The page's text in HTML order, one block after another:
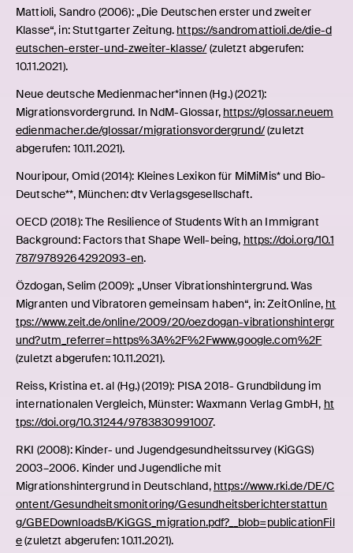
Mattioli, Sandro (2006): „Die Deutschen erster und zweiter
Klasse“, in: Stuttgarter Zeitung. https://sandromattioli.de/die-d
eutschen-erster-und-zweiter-klasse/ (zuletzt abgerufen:
10.11.2021).
Neue deutsche Medienmacher*innen (Hg.) (2021):
Migrationsvordergrund. In NdM-Glossar, https://glossar.neuem
edienmacher.de/glossar/migrationsvordergrund/(zuletzt
abgerufen: 10.11.2021).
Nouripour, Omid (2014): Kleines Lexikon für MiMiMis* und Bio-
Deutsche**, München: dtv Verlagsgesellschaft.
OECD (2018): The Resilience of Students With an Immigrant
Background: Factors that Shape Well-being, https://doi.org/10.1
787/9789264292093-en.
Özdogan, Selim (2009): „Unser Vibrationshintergrund. Was
Migranten und Vibratoren gemeinsam haben“, in: ZeitOnline, ht
tps://www.zeit.de/online/2009/20/oezdogan-vibrationshintergr
und?utm_referrer=https%3A%2F%2Fwww.google.com%2F
(zuletzt abgerufen: 10.11.2021).
Reiss, Kristina et. al (Hg.) (2019): PISA 2018- Grundbildung im
internationalen Vergleich, Münster: Waxmann Verlag GmbH, ht
tps://doi.org/10.31244/9783830991007.
RKI (2008): Kinder- und Jugendgesundheitssurvey (KiGGS)
2003–2006. Kinder und Jugendliche mit
Migrationshintergrund in Deutschland, https://www.rki.de/DE/C
ontent/Gesundheitsmonitoring/Gesundheitsberichterstattun
g/GBEDownloadsB/KiGGS_migration.pdf?__blob=publicationFil
e(zuletzt abgerufen: 10.11.2021).